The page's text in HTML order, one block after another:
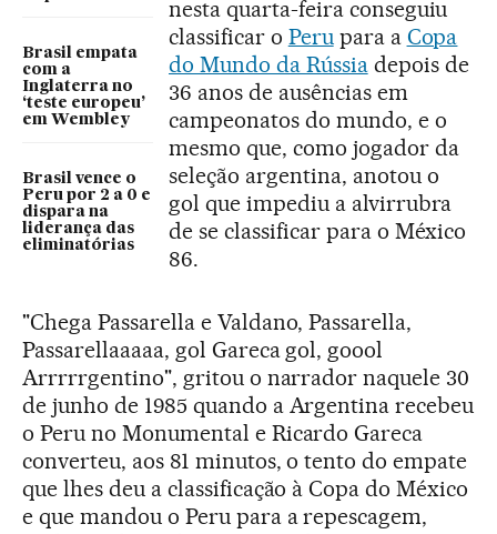
Brasil empata
com a
Inglaterra no
‘teste europeu’
em Wembley
Brasil vence o
Peru por 2 a 0 e
dispara na
liderança das
eliminatórias
nesta quarta-feira conseguiu
classificar o Perupara a Copa
do Mundo da Rússiadepois de
36 anos de ausências em
campeonatos do mundo, e o
mesmo que, como jogador da
seleção argentina, anotou o
gol que impediu a alvirrubra
de se classificar para o México
86.
"Chega Passarella e Valdano, Passarella,
Passarellaaaaa, gol Gareca gol, goool
Arrrrrgentino", gritou o narrador naquele 30
de junho de 1985 quando a Argentina recebeu
o Peru no Monumental e Ricardo Gareca
converteu, aos 81 minutos, o tento do empate
que lhes deu a classificação à Copa do México
e que mandou o Peru para a repescagem,